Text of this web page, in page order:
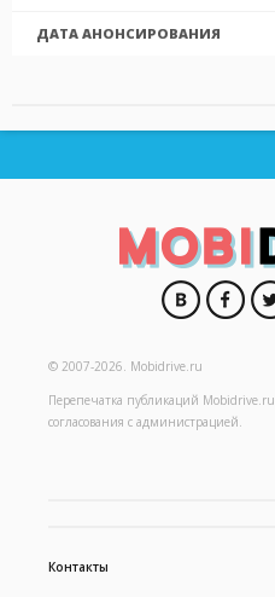
ДАТА АНОНСИРОВАНИЯ
© 2007-2026. Mobidrive.ru
Перепечатка публикаций Mobidrive.ru
согласования с администрацией.
Контакты